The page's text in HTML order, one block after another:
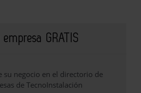
GRATIS
su negocio en el directorio de
de TecnoInstalación